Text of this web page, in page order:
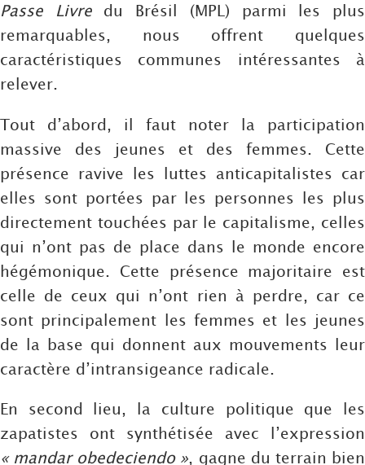
Passe Livredu Brésil (MPL) parmi les plus
remarquables, nous offrent quelques
caractéristiques communes intéressantes à
relever.
Tout d’abord, il faut noter la participation
massive des jeunes et des femmes. Cette
présence ravive les luttes anticapitalistes car
elles sont portées par les personnes les plus
directement touchées par le capitalisme, celles
qui n’ont pas de place dans le monde encore
hégémonique. Cette présence majoritaire est
celle de ceux qui n’ont rien à perdre, car ce
sont principalement les femmes et les jeunes
de la base qui donnent aux mouvements leur
caractère d’intransigeance radicale.
En second lieu, la culture politique que les
zapatistes ont synthétisée avec l’expression
« mandar obedeciendo », gagne du terrain bien